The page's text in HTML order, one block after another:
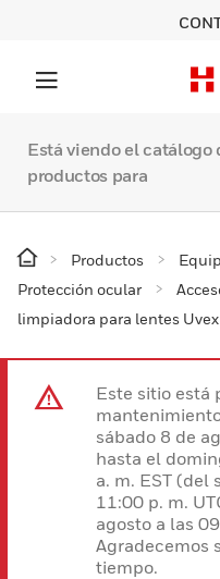
Está viendo el catálogo
productos para
Productos
Protección ocular
limpiadora para lentes
Este sitio está
sábado 8 de
hasta el
a. m. EST (del
11:00 p. m.
agosto a las
Agradecemos
tiempo.